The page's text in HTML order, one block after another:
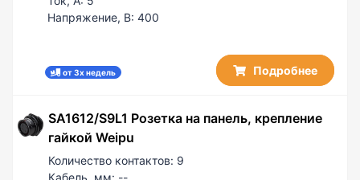
Напряжение, В:400
от 3х недель Подробнее
SA1612/S9L1 Розетка на панель, крепление
гайкой Weipu
Количество контактов: 9
Кабель, мм: --